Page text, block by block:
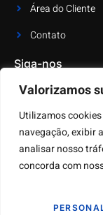
Valorizamos
Utilizamos
navegação, exibir
analisar nosso
concorda com
Área do Cliente
Contato
Siga-nos
Receba as últimas